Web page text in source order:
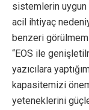
sistemlerin uygun
acil ihtiyaç
benzeri
“EOS ile
yazıcılara
kapasitemizi
yeteneklerini